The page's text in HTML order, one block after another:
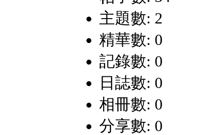
主題數: 2
精華數: 0
記錄數: 0
日誌數: 0
相冊數: 0
分享數: 0